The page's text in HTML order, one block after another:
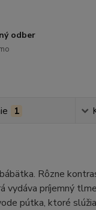
odber
1
Rôzne
vydáva príjemný
pútka, ktoré